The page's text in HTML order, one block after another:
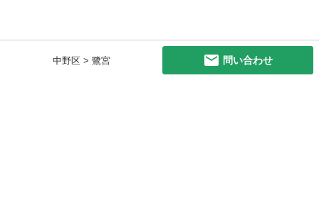
中野区 > 鷺宮 問い合わせ